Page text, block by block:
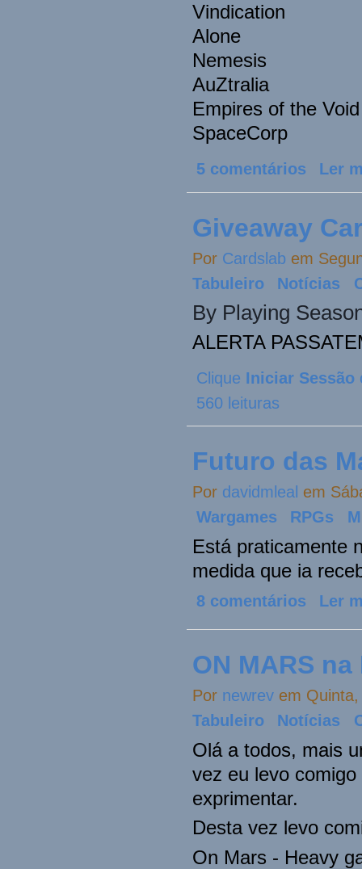
Vindication
Alone
Nemesis
AuZtralia
Empires of the
SpaceCorp
5 comentários Ler
Giveaway
Por Cardslab em
Tabuleiro
Notícias
By Playing
ALERTA
Clique Iniciar Sessão
560 leituras
Futuro das
Por davidmleal em
Wargames
RPGs
Está praticamente
medida que ia
8 comentários Ler
ON MARS
Por newrevem Quinta,
Tabuleiro
Notícias
Olá a todos, mais
vez eu levo
exprimentar.
Desta vez levo
On Mars - Heavy